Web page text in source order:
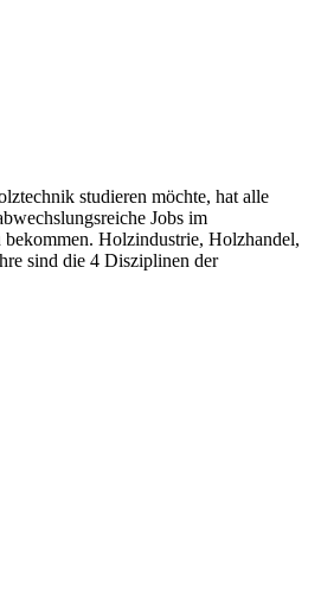
studieren möchte, hat alle
Jobs im
Holzindustrie, Holzhandel,
sind die 4 Disziplinen der